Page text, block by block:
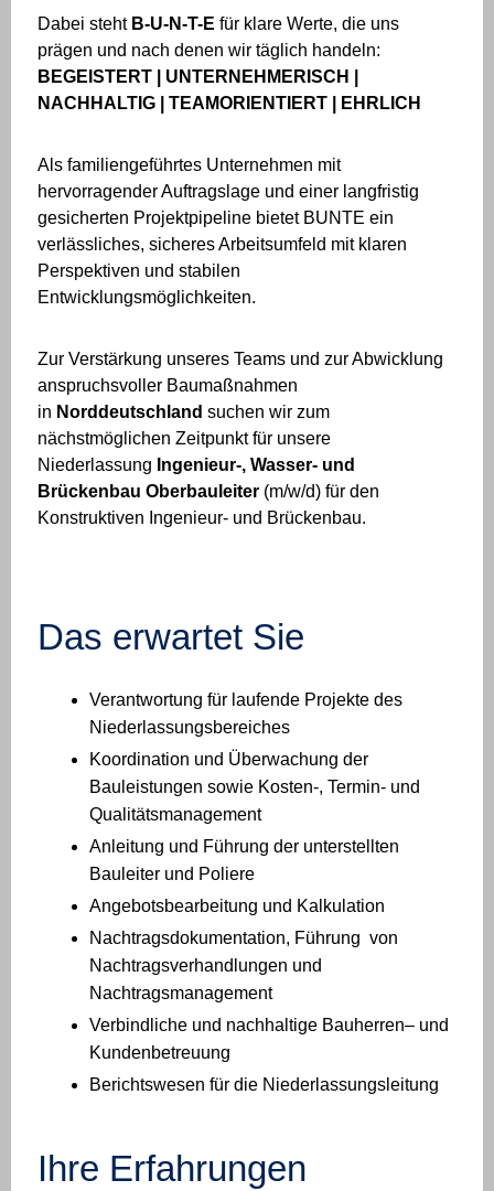
Dabei steht B-U-N-T-E für klare Werte, die uns
prägen und nach denen wir täglich handeln:
BEGEISTERT | UNTERNEHMERISCH |
NACHHALTIG | TEAMORIENTIERT | EHRLICH
Als familiengeführtes Unternehmen mit
hervorragender Auftragslage und einer langfristig
gesicherten Projektpipeline bietet BUNTE ein
verlässliches, sicheres Arbeitsumfeld mit klaren
Perspektiven und stabilen
Entwicklungsmöglichkeiten.
Zur Verstärkung unseres Teams und zur Abwicklung
anspruchsvoller Baumaßnahmen
in Norddeutschland suchen wir zum
nächstmöglichen Zeitpunkt für unsere
Niederlassung Ingenieur-, Wasser- und
Brückenbau Oberbauleiter (m/w/d) für den
Konstruktiven Ingenieur- und Brückenbau.
Das erwartet Sie
Verantwortung für laufende Projekte des
Niederlassungsbereiches
Koordination und Überwachung der
Bauleistungen sowie Kosten-, Termin- und
Qualitätsmanagement
Anleitung und Führung der unterstellten
Bauleiter und Poliere
Angebotsbearbeitung und Kalkulation
Nachtragsdokumentation, Führung von
Nachtragsverhandlungen und
Nachtragsmanagement
Verbindliche und nachhaltige Bauherren– und
Kundenbetreuung
Berichtswesen für die Niederlassungsleitung
Ihre Erfahrungen